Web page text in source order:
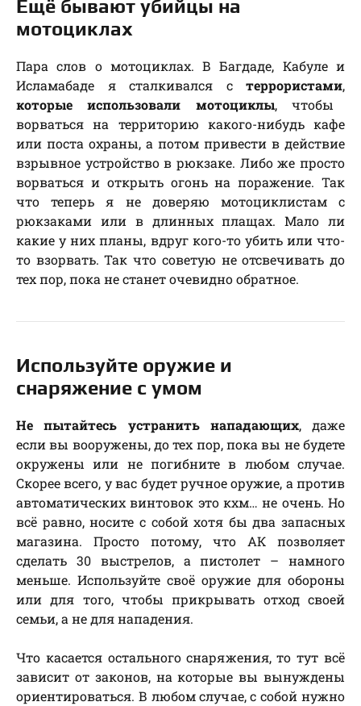
Ещё бывают убийцы на
мотоциклах
Пара слов о мотоциклах. В Багдаде, Кабуле и
Исламабаде я сталкивался с террористами,
которые использовали мотоциклы, чтобы
ворваться на территорию какого-нибудь кафе
или поста охраны, а потом привести в действие
взрывное устройство в рюкзаке. Либо же просто
ворваться и открыть огонь на поражение. Так
что теперь я не доверяю мотоциклистам с
рюкзаками или в длинных плащах. Мало ли
какие у них планы, вдруг кого-то убить или что-
то взорвать. Так что советую не отсвечивать до
тех пор, пока не станет очевидно обратное.
Используйте оружие и
снаряжение с умом
Не пытайтесь устранить нападающих, даже
если вы вооружены, до тех пор, пока вы не будете
окружены или не погибните в любом случае.
Скорее всего, у вас будет ручное оружие, а против
автоматических винтовок это кхм… не очень. Но
всё равно, носите с собой хотя бы два запасных
магазина. Просто потому, что АК позволяет
сделать 30 выстрелов, а пистолет – намного
меньше. Используйте своё оружие для обороны
или для того, чтобы прикрывать отход своей
семьи, а не для нападения.
Что касается остального снаряжения, то тут всё
зависит от законов, на которые вы вынуждены
ориентироваться. В любом случае, с собой нужно